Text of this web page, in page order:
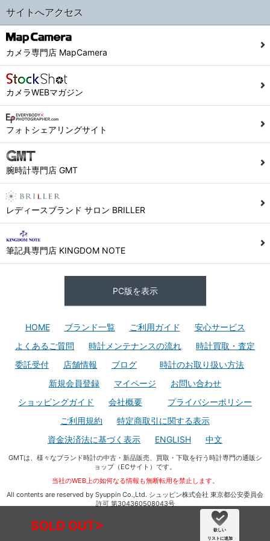
サイトへアクセス
カメラ専門店 MapCamera
カメラWEBマガジン
フォトシェアリングサイト
腕時計専門店 GMT
レディースブランド サロン BRILLER
筆記具専門店 KINGDOM NOTE
SOLD OUT>
欲しい
リストに追加
PC版を表示
HOME ブランド一覧 ご利用ガイド
安心サービス
よくあるご質問
時計メンテナンスの流れ
時計買取・査定
委託受付
店舗情報 ブログ
時計のお取り扱い方法
新規会員登録
マイページ
お問い合わせ
ショッピングガイド
会社概要
プライバシーポリシー
ご利用規約
特定商取引に関する表示
資金決済法に基づく表示
ENGLISH 中文
GMTは、様々なブランド時計の中古・新品販売、買取・下取を行う時計専門の通販シ
ョップ（ECサイト）です。
当社のWEB上の如何なる情報も無断転用を禁止します。
All contents are reserved by Syuppin Co.,Ltd. シュッピン株式会社 東京都公安委員会
許可 第304360508043号